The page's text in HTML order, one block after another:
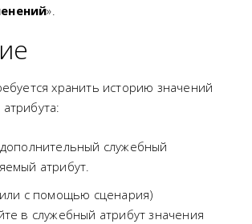
».
хранить историю значений
служебный
атрибут.
с помощью сценария)
в служебный атрибут значения